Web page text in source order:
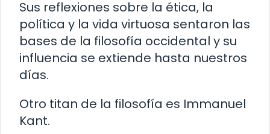
Sus reflexiones sobre la ética, la
política y la vida virtuosa sentaron las
bases de la filosofía occidental y su
influencia se extiende hasta nuestros
días.
Otro titan de la filosofía es Immanuel
Kant.